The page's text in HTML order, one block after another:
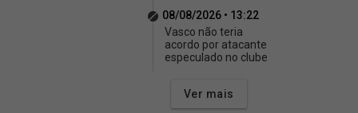
08/08/2026 • 13:22
Vasco não teria
acordo por atacante
especulado no clube
Ver mais